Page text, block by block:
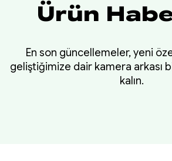
Ürün
En son güncellemeler, yeni
geliştiğimize dair kamera arkası
kalın.